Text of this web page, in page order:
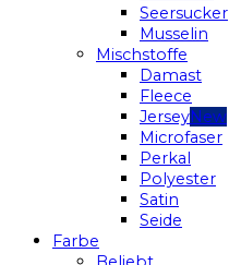
Seersucker
Musselin
Mischstoffe
Damast
Fleece
Jersey
Microfaser
Perkal
Polyester
Satin
Seide
Farbe